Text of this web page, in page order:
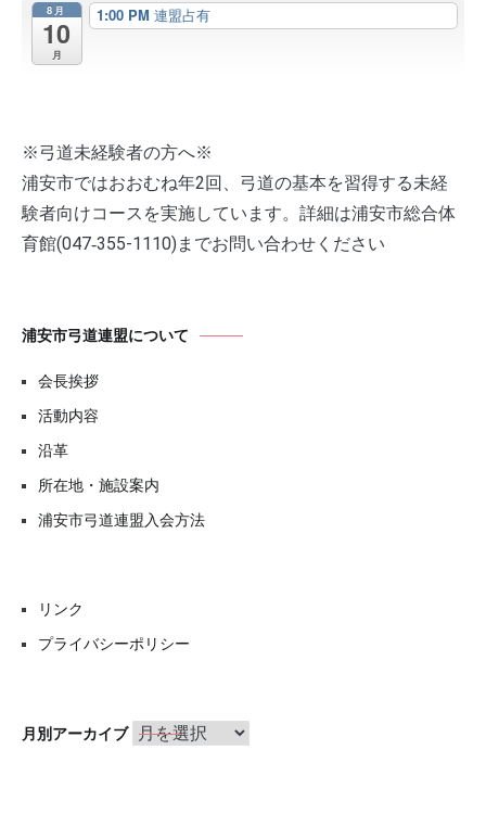
8月
10
月
1:00 PM 連盟占有
※弓道未経験者の方へ※
浦安市ではおおむね年2回、弓道の基本を習得する未経
験者向けコースを実施しています。詳細は浦安市総合体
育館(047‐355-1110)までお問い合わせください
浦安市弓道連盟について
会長挨拶
活動内容
沿革
所在地・施設案内
浦安市弓道連盟入会方法
リンク
プライバシーポリシー
月別アーカイブ 月
別